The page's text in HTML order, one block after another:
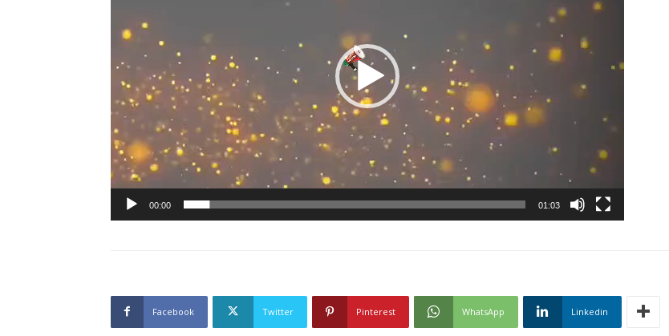
00:00 01:03
Facebook Twitter Pinterest WhatsApp Linkedin